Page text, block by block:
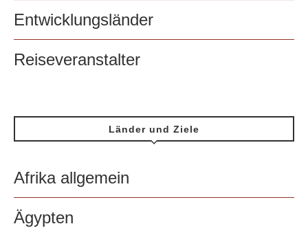
Entwicklungsländer
Reiseveranstalter
Länder und Ziele
Afrika allgemein
Ägypten